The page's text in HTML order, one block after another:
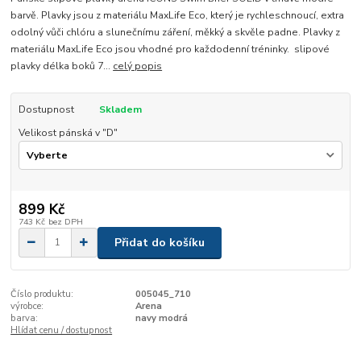
barvě. Plavky jsou z materiálu MaxLife Eco, který je rychleschnoucí, extra
odolný vůči chlóru a slunečnímu záření, měkký a skvěle padne. Plavky z
materiálu MaxLife Eco jsou vhodné pro každodenní tréninky. slipové
plavky délka boků 7... celý popis
Dostupnost
Skladem
Velikost pánská v "D"
899 Kč
743 Kč bez DPH
Přidat do košíku
Číslo produktu:
005045_710
výrobce:
Arena
barva:
navy modrá
Hlídat cenu / dostupnost